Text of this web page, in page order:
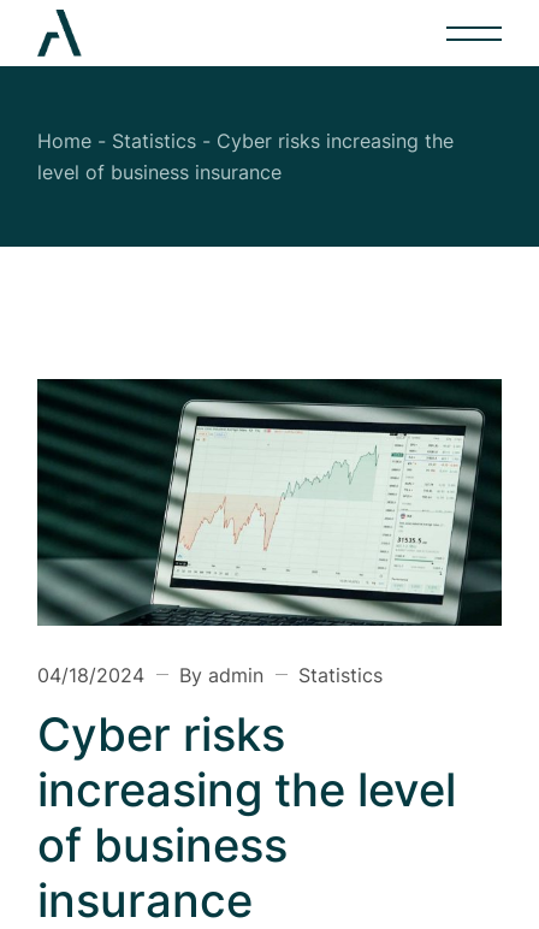
Home Statistics
Cyber risks increasing the
level of business insurance
04/18/2024 By admin Statistics
Cyber risks
increasing the level
of business
insurance